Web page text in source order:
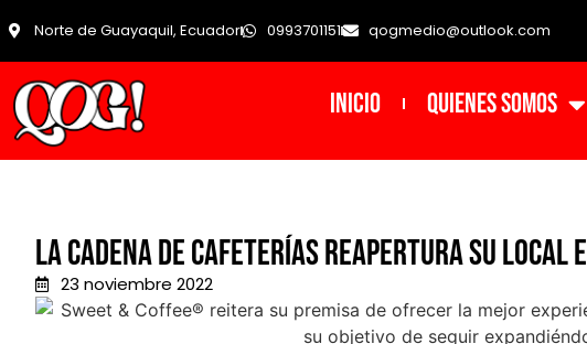
Norte de Guayaquil, Ecuador 0993701151 qogmedio@outlook.com
INICIO Quienes Somos
La cadena de cafeterías reapertura su local
23 noviembre 2022